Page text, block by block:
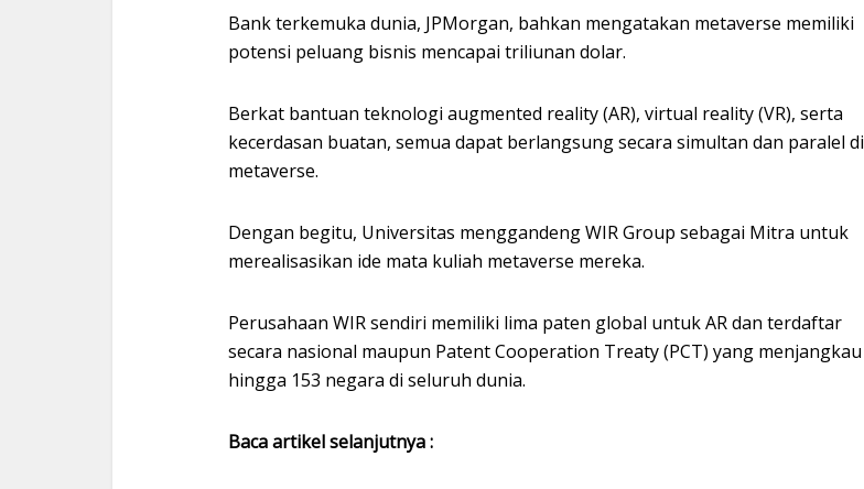
Bank terkemuka dunia, JPMorgan, bahkan mengatakan metaverse memiliki
potensi peluang bisnis mencapai triliunan dolar.
Berkat bantuan teknologi augmented reality (AR), virtual reality (VR), serta
kecerdasan buatan, semua dapat berlangsung secara simultan dan paralel di
metaverse.
Dengan begitu, Universitas menggandeng WIR Group sebagai Mitra untuk
merealisasikan ide mata kuliah metaverse mereka.
Perusahaan WIR sendiri memiliki lima paten global untuk AR dan terdaftar
secara nasional maupun Patent Cooperation Treaty (PCT) yang menjangkau
hingga 153 negara di seluruh dunia.
Baca artikel selanjutnya :